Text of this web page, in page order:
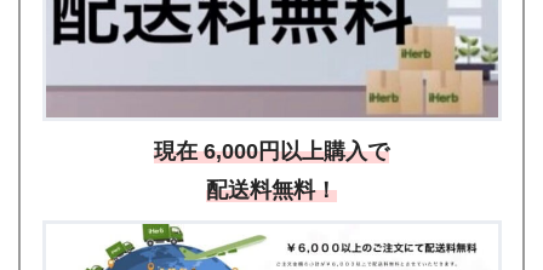
現在 6,000円以上購入で
配送料無料！